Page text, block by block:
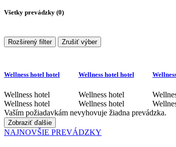
Všetky prevádzky (0)
Rozširený filter Zrušiť výber
Wellness hotel hotel
Wellness hotel
Wellness hotel
Wellness hotel hotel
Wellness hotel
Wellness hotel
Vaším požiadavkám nevyhovuje žiadna prevádzka.
Zobraziť ďalšie
NAJNOVŠIE PREVÁDZKY